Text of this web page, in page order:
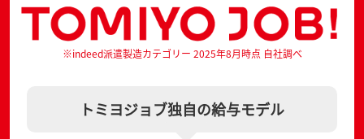
※indeed派遣製造カテゴリー 2025年8月時点 自社調べ
トミヨジョブ独自の給与モデル